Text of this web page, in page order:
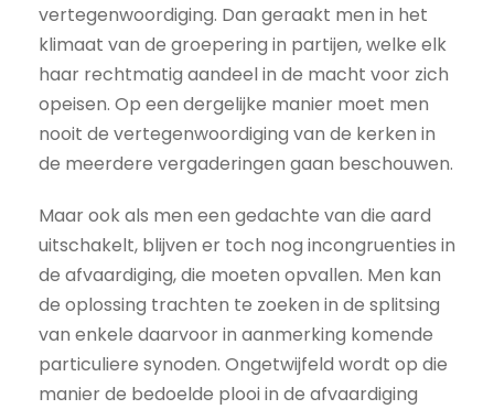
vertegenwoordiging. Dan geraakt men in het
klimaat van de groepering in partijen, welke elk
haar rechtmatig aandeel in de macht voor zich
opeisen. Op een dergelijke manier moet men
nooit de vertegenwoordiging van de kerken in
de meerdere vergaderingen gaan beschouwen.
Maar ook als men een gedachte van die aard
uitschakelt, blijven er toch nog incongruenties in
de afvaardiging, die moeten opvallen. Men kan
de oplossing trachten te zoeken in de splitsing
van enkele daarvoor in aanmerking komende
particuliere synoden. Ongetwijfeld wordt op die
manier de bedoelde plooi in de afvaardiging